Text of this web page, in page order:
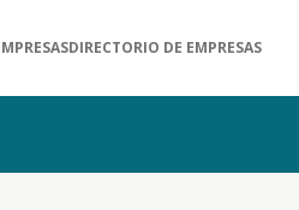
DIRECTORIO DE EMPRESAS